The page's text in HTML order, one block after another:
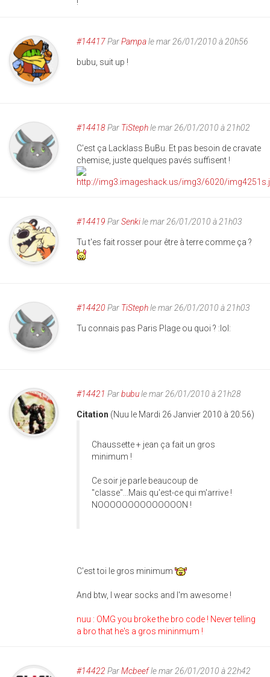
#14417ParPampale mar 26/01/2010 à 20h56
bubu, suit up !
#14418Par TiStephle mar 26/01/2010 à 21h02
C'est ça Lacklass BuBu. Et pas besoin de cravate
chemise, juste quelques pavés suffisent !
#14419 ParSenkile mar 26/01/2010 à 21h03
Tu t'es fait rosser pour être à terre comme ça ?
#14420 Par TiStephle mar 26/01/2010 à 21h03
Tu connais pas Paris Plage ou quoi ? :lol:
#14421 Parbubule mar 26/01/2010 à 21h28
Citation (Nuu le Mardi 26 Janvier 2010 à 20:56)
Chaussette + jean ça fait un gros
minimum !
Ce soir je parle beaucoup de
"classe"...Mais qu'est-ce qui m'arrive !
NOOOOOOOOOOOOOON !
C'est toi le gros minimum
And btw, I wear socks and I'm awesome !
nuu : OMG you broke the bro code ! Never telling
a bro that he's a gros mininmum !
#14422 ParMcbeefle mar 26/01/2010 à 22h42